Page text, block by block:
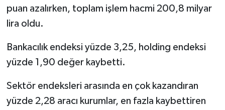
puan azalırken, toplam işlem hacmi 200,8 milyar
lira oldu.
Bankacılık endeksi yüzde 3,25, holding endeksi
yüzde 1,90 değer kaybetti.
Sektör endeksleri arasında en çok kazandıran
yüzde 2,28 aracı kurumlar, en fazla kaybettiren